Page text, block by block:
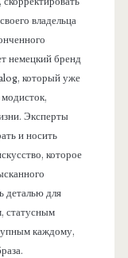
владельца
немецкий бренд
который уже
Эксперты
и носить
которое
деталью для
статусным
каждому,